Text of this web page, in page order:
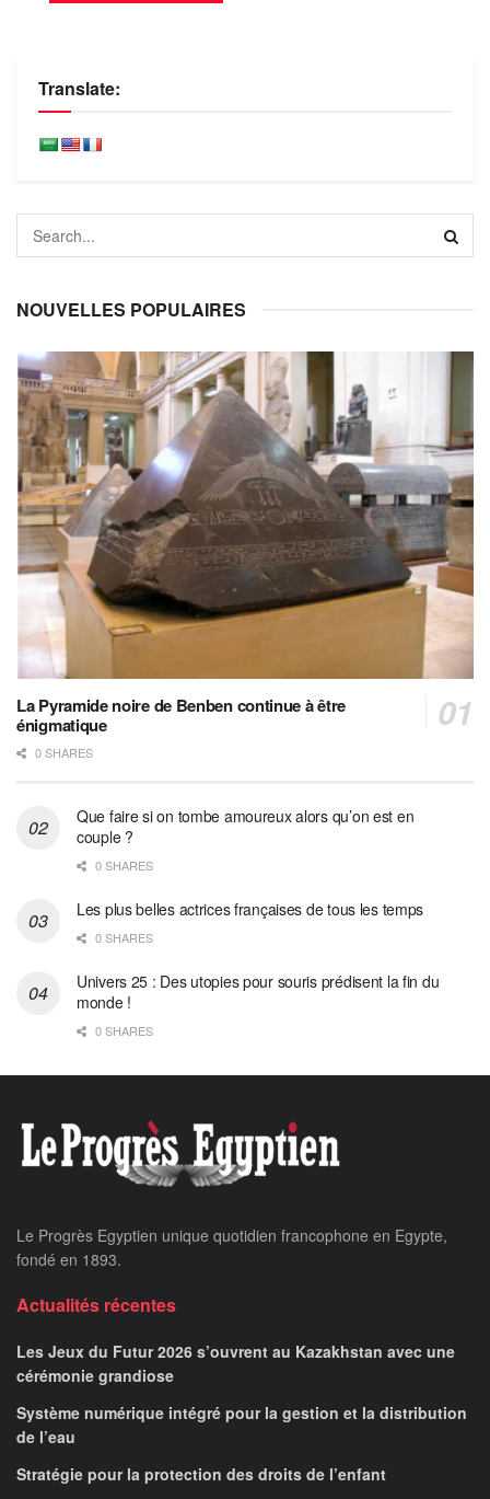
Translate:
NOUVELLES POPULAIRES
La Pyramide noire de Benben continue à être
énigmatique
0 SHARES
Que faire si on tombe amoureux alors qu’on est en
couple ?
0 SHARES
Les plus belles actrices françaises de tous les temps
0 SHARES
Univers 25 : Des utopies pour souris prédisent la fin du
monde !
0 SHARES
Le Progrès Egyptien unique quotidien francophone en Egypte,
fondé en 1893.
Actualités récentes
Les Jeux du Futur 2026 s’ouvrent au Kazakhstan avec une
cérémonie grandiose
Système numérique intégré pour la gestion et la distribution
de l’eau
Stratégie pour la protection des droits de l’enfant